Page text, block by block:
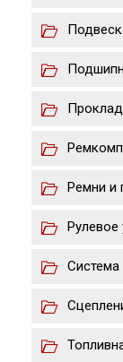
Ремни и
Рулевое
Система